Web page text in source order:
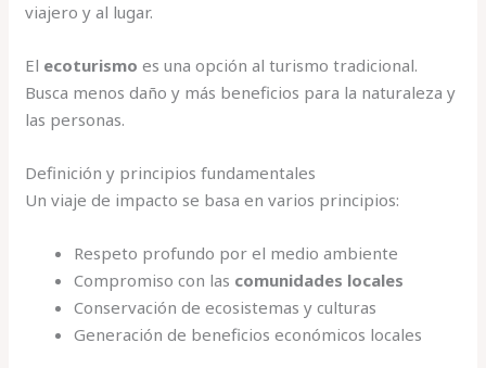
viajero y al lugar.
El ecoturismo es una opción al turismo tradicional.
Busca menos daño y más beneficios para la naturaleza y
las personas.
Definición y principios fundamentales
Un viaje de impacto se basa en varios principios:
Respeto profundo por el medio ambiente
Compromiso con las comunidades locales
Conservación de ecosistemas y culturas
Generación de beneficios económicos locales